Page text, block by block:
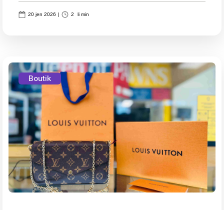
20 jen 2026 | 2 li min
Boutik